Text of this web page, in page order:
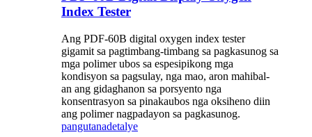
Index Tester
Ang PDF-60B digital oxygen index tester
gigamit sa pagtimbang-timbang sa pagkasunog sa
mga polimer ubos sa espesipikong mga
kondisyon sa pagsulay, nga mao, aron mahibal-
an ang gidaghanon sa porsyento nga
konsentrasyon sa pinakaubos nga oksiheno diin
ang polimer nagpadayon sa pagkasunog.
pangutanadetalye